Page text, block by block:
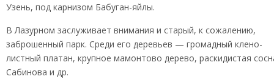
Узень, под карнизом Бабуган-яйлы.
В Лазурном заслуживает внимания и старый, к сожалению,
заброшенный парк. Среди его деревьев — громадный клено-
листный платан, крупное мамонтово дерево, раскидистая
Сабинова и др.